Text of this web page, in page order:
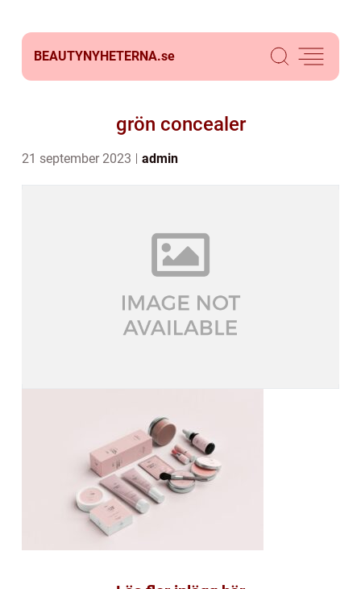
BEAUTYNYHETERNA.se
grön concealer
21 september 2023 admin